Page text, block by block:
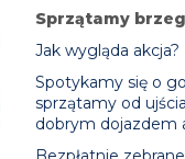
Sprzątamy
Jak wygląda akcja?
Spotykamy się o
sprzątamy od
dobrym dojazdem